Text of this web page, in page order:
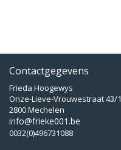
Contactgegevens
Frieda Hoogewys
Onze-Lieve-Vrouwestraat 43/1
2800 Mechelen
info@frieke001.be
0032(0)496731088